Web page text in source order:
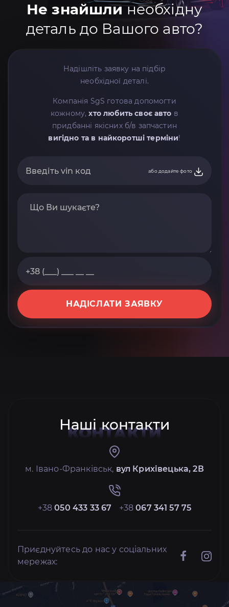
Не знайшлинеобхідну
деталь до Вашого авто?
Надішліть заявку на підбір
необхідної деталі.
Компанія SgS готова допомогти
кожному,хто любить своє авто в
придбанні якісних б/в запчастин
вигідно та в найкоротші терміни!
або додайте фото
НАДІСЛАТИ ЗАЯВКУ
Наші контакти
КОНТАКТИ
м. Івано-Франківськ, вул Крихівецька, 2В
+38050 433 33 67 +38067 341 57 75
Приєднуйтесь до нас у соціальних
мережах: